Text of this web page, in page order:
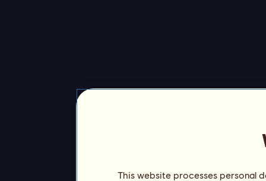
This website processes personal